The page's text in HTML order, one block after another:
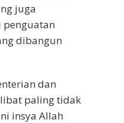
juga
penguatan
dibangun
dan
paling tidak
insya Allah